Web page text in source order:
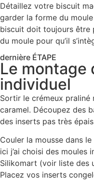
Détaillez votre biscuit
garder la forme du
biscuit doit toujours être
du moule pour qu’il
dernière ÉTAPE
Le montage
individuel
Sortir le crémeux praliné
caramel. Découpez des
des inserts pas très
Couler la mousse dans
ici j’ai choisi des moules
Silikomart (voir liste des
Placez vos inserts